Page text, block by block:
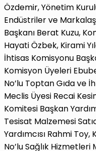
Özdemir, Yönetim
Endüstriler ve
Başkanı Berat Kuzu,
Hayati Özbek, Kirami
İhtisas Komisyonu
Komisyon Üyeleri
No’lu Toptan Gıda ve
Meclis Üyesi Recai
Komitesi Başkan
Tesisat Malzemesi
Yardımcısı Rahmi
No’lu Sağlık